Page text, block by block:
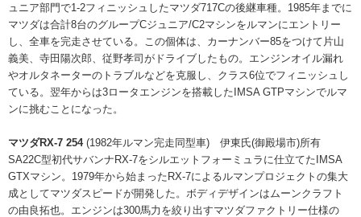
ュニア部門で1-2フィニッシュしたマツダ717Cの後継車種。1985年までに
マツダは合計8台のグループCジュニア/C2マシンをルマンにエントリー
し、全車を完走させている。この個体は、カーナンバー85をつけて片山
義美、寺田陽次郎、従野孝司がドライブしたもの。エンジンオイル漏れ
やオルタネーターのトラブルなどを克服し、クラス6位でフィニッシュし
ている。翌年からは3ロータエンジンを搭載したIMSA GTPマシンでルマ
ンに挑むことになった。
マツダRX-7 254(1982年ルマン完走同型車) 伊東氏(御殿場市)所有
SA22C型初代サバンナRX-7をシルエットフォーミュラに仕立てたIMSA
GTXマシン。1979年から始まったRX-7によるルマンプロジェクトの集大
成としてマツダスピードが開発した。ボディデザインはムーンクラフト
の由良拓也。エンジンは300馬力を絞り出すマツダファクトリー仕様の